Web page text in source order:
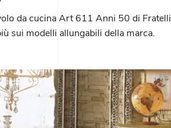
da cucina Art 611 Anni 50 di Fratelli
sui modelli allungabili della marca.